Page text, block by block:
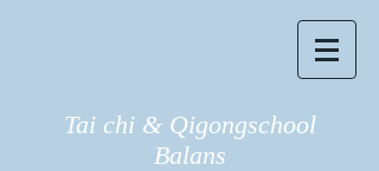
Tai chi & Qigongschool
Balans